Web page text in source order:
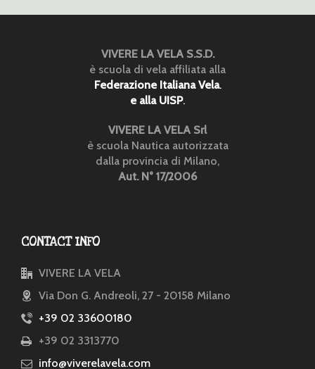
VIVERE LA VELA S.S.D.
è scuola di vela affiliata alla
Federazione Italiana Vela.
e alla UISP.
VIVERE LA VELA Srl
è scuola Nautica autorizzata
dalla provincia di Milano,
Aut. N° 17/2006
CONTACT INFO
VIVERE LA VELA
Via Don G. Andreoli, 27 - 20158 Milano
+39 02 33600180
+39 02 3313770
info@viverelavela.com